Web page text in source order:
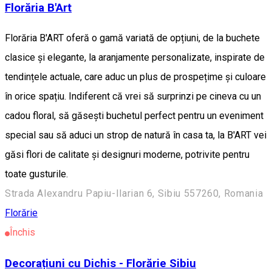
Florăria B'Art
Florăria B'ART oferă o gamă variată de opțiuni, de la buchete
clasice și elegante, la aranjamente personalizate, inspirate de
tendințele actuale, care aduc un plus de prospețime și culoare
în orice spațiu. Indiferent că vrei să surprinzi pe cineva cu un
cadou floral, să găsești buchetul perfect pentru un eveniment
special sau să aduci un strop de natură în casa ta, la B'ART vei
găsi flori de calitate și designuri moderne, potrivite pentru
toate gusturile.
Strada Alexandru Papiu-Ilarian 6, Sibiu 557260, Romania
Florărie
Închis
Decorațiuni cu Dichis - Florărie Sibiu